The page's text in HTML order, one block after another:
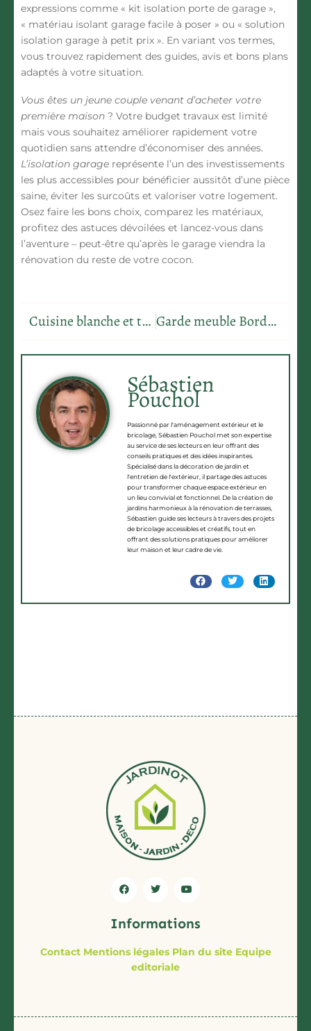
expressions comme « kit isolation porte de garage »,
« matériau isolant garage facile à poser » ou « solution
isolation garage à petit prix ». En variant vos termes,
vous trouvez rapidement des guides, avis et bons plans
adaptés à votre situation.
Vous êtes un jeune couple venant d’acheter votre
première maison ? Votre budget travaux est limité
mais vous souhaitez améliorer rapidement votre
quotidien sans attendre d’économiser des années.
L’isolation garage représente l’un des investissements
les plus accessibles pour bénéficier aussitôt d’une pièce
saine, éviter les surcoûts et valoriser votre logement.
Osez faire les bons choix, comparez les matériaux,
profitez des astuces dévoilées et lancez-vous dans
l’aventure – peut-être qu’après le garage viendra la
rénovation du reste de votre cocon.
Cuisine blanche et terracotta : les 8 idées déco pour un style chaleureux Garde meuble Bordeaux : les 7 critères pour choisir la solution idéale
Sébastien
Pouchol
Passionné par l'aménagement extérieur et le
bricolage, Sébastien Pouchol met son expertise
au service de ses lecteurs en leur offrant des
conseils pratiques et des idées inspirantes.
Spécialisé dans la décoration de jardin et
l'entretien de l'extérieur, il partage des astuces
pour transformer chaque espace extérieur en
un lieu convivial et fonctionnel. De la création de
jardins harmonieux à la rénovation de terrasses,
Sébastien guide ses lecteurs à travers des projets
de bricolage accessibles et créatifs, tout en
offrant des solutions pratiques pour améliorer
leur maison et leur cadre de vie.
Informations
Contact Mentions légales Plan du site Equipe
editoriale